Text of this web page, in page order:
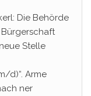
Die Behörde
Bürgerschaft
Stelle
d)“. Arme
ner